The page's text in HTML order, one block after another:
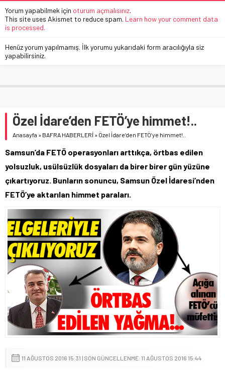
Yorum yapabilmek için oturum açmalısınız.
This site uses Akismet to reduce spam. Learn how your comment data
is processed.
Henüz yorum yapılmamış. İlk yorumu yukarıdaki form aracılığıyla siz
yapabilirsiniz.
Özel İdare’den FETÖ’ye himmet!..
Anasayfa » BAFRA HABERLERİ » Özel İdare’den FETÖ’ye himmet!..
Samsun’da FETÖ operasyonları arttıkça, örtbas edilen
yolsuzluk, usülsüzlük dosyaları da birer birer gün yüzüne
çıkartıyoruz. Bunların sonuncu, Samsun Özel İdaresi’nden
FETÖ’ye aktarılan himmet paraları.
11 AĞUSTOS 2016 15:31 | SON GÜNCELLENME: 11 AĞUSTOS 2016 15:44